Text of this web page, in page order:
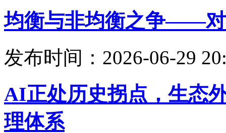
均衡与非均衡之争——
发布时间：2026-06-29
AI正处历史拐点，生态
理体系